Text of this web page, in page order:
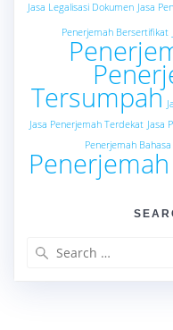
Jasa Legalisasi Dokumen Jasa
Penerjemah Bersertifikat
Tersumpah
Jasa Penerjemah Terdekat Jasa
Penerjemah